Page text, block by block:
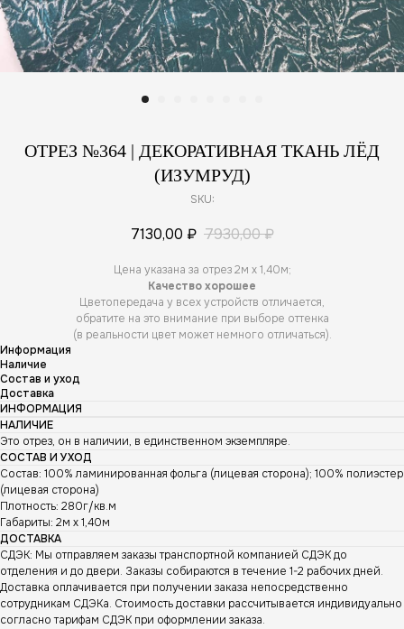
ОТРЕЗ №364 | ДЕКОРАТИВНАЯ ТКАНЬ ЛЁД
(ИЗУМРУД)
SKU:
7130,00 ₽ 7930,00₽
Цена указана за отрез 2м х 1,40м;
Качество хорошее
Цветопередача у всех устройств отличается,
обратите на это внимание при выборе оттенка
(в реальности цвет может немного отличаться).
Информация
Наличие
Состав и уход
Доставка
ИНФОРМАЦИЯ
НАЛИЧИЕ
Это отрез, он в наличии, в единственном экземпляре.
СОСТАВ И УХОД
Состав: 100% ламинированная фольга (лицевая сторона); 100% полиэстер
(лицевая сторона)
Плотность: 280г/кв.м
Габариты: 2м х 1,40м
ДОСТАВКА
СДЭК: Мы отправляем заказы транспортной компанией СДЭК до
отделения и до двери. Заказы собираются в течение 1-2 рабочих дней.
Доставка оплачивается при получении заказа непосредственно
сотрудникам СДЭКа. Стоимость доставки рассчитывается индивидуально
согласно тарифам СДЭК при оформлении заказа.